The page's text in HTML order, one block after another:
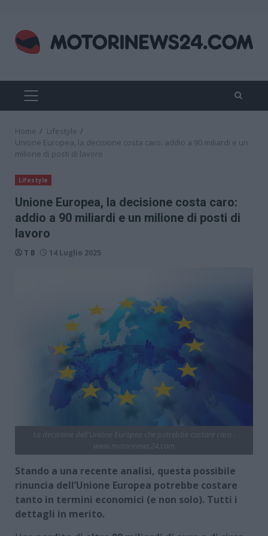
content
PRIMARY
MENU
Home
Lifestyle
Unione Europea, la decisione costa caro: addio a 90 miliardi e un
milione di posti di lavoro
Lifestyle
Unione Europea, la decisione costa caro:
addio a 90 miliardi e un milione di posti di
lavoro
T B 14 Luglio 2025
Stando a una recente analisi, questa possibile
rinuncia dell’Unione Europea potrebbe costare
tanto in termini economici (e non solo). Tutti i
dettagli in merito.